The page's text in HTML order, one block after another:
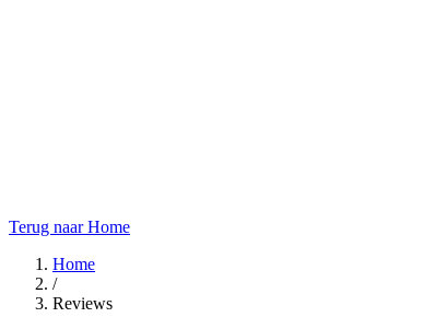
Terug naar Home
Home
/
Reviews